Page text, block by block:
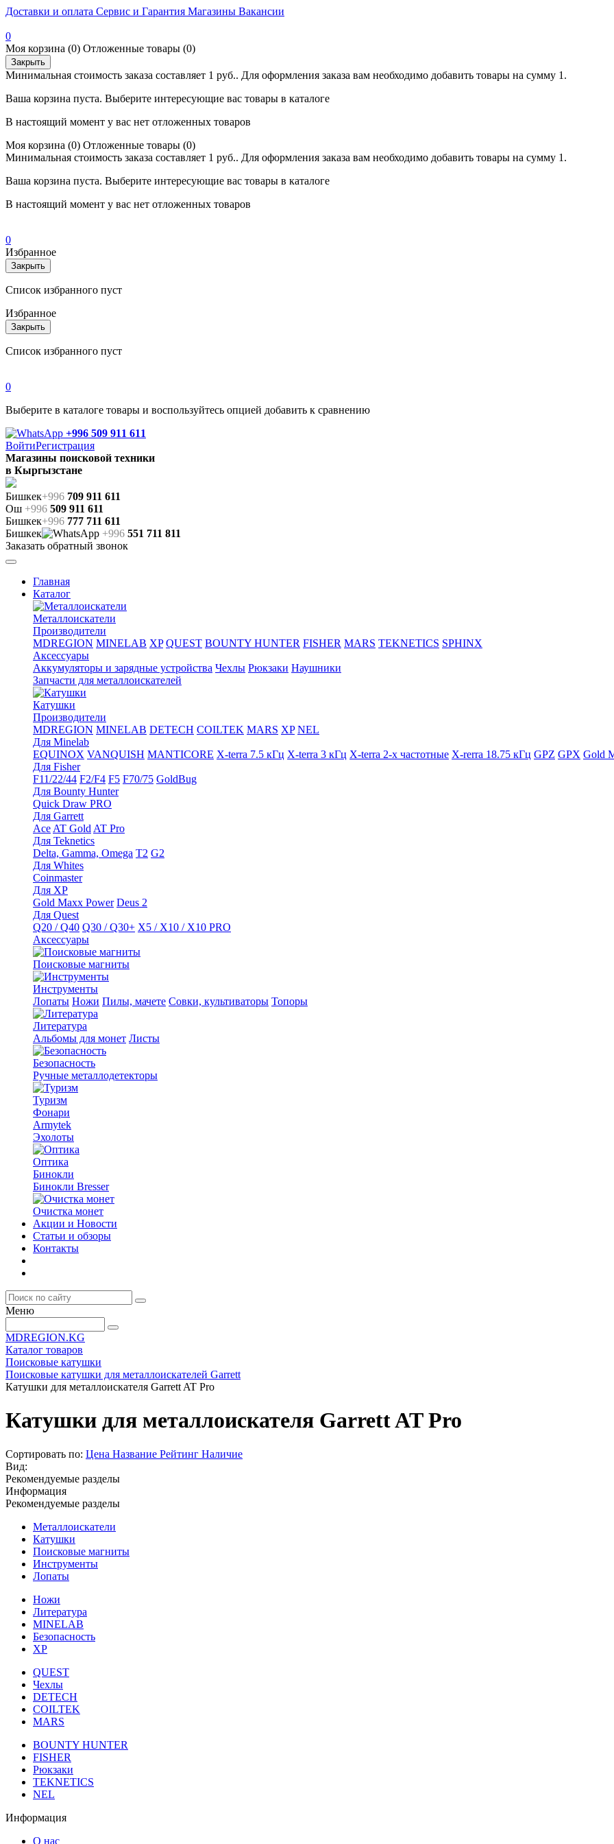
Доставки и оплата Сервис и Гарантия Магазины Вакансии
0
Моя корзина (0) Отложенные товары (0)
Закрыть
Минимальная стоимость заказа составляет 1 руб.. Для оформления заказа вам необходимо добавить товары на сумму 1.
Ваша корзина пуста. Выберите интересующие вас товары в каталоге
В настоящий момент у вас нет отложенных товаров
Моя корзина (0) Отложенные товары (0)
Минимальная стоимость заказа составляет 1 руб.. Для оформления заказа вам необходимо добавить товары на сумму 1.
Ваша корзина пуста. Выберите интересующие вас товары в каталоге
В настоящий момент у вас нет отложенных товаров
0
Избранное
Закрыть
Список избранного пуст
Избранное
Закрыть
Список избранного пуст
0
Выберите в каталоге товары и воспользуйтесь опцией добавить к сравнению
+996 509 911 611
ВойтиРегистрация
Магазины поисковой техники
в Кыргызстане
Бишкек+996 709 911 611
Ош +996 509 911 611
Бишкек+996 777 711 611
Бишкек
+996 551 711 811
Заказать обратный звонок
Главная
Каталог
Металлоискатели
Производители
MDREGION MINELAB XP QUEST BOUNTY HUNTER FISHER MARS TEKNETICS SPHINX
Аксессуары
Аккумуляторы и зарядные устройства Чехлы Рюкзаки Наушники
Запчасти для металлоискателей
Катушки
Производители
MDREGION MINELAB DETECH COILTEK MARS XP NEL
Для Minelab
EQUINOX VANQUISH MANTICORE X-terra 7.5 кГц X-terra 3 кГц X-terra 2-х частотные X-rerra 18.75 кГц GPZ GPX Gold
Для Fisher
F11/22/44 F2/F4 F5 F70/75 GoldBug
Для Bounty Hunter
Quick Draw PRO
Для Garrett
Ace AT Gold AT Pro
Для Teknetics
Delta, Gamma, Omega Т2 G2
Для Whites
Coinmaster
Для XP
Gold Maxx Power Deus 2
Для Quest
Q20 / Q40 Q30 / Q30+ X5 / X10 / X10 PRO
Аксессуары
Поисковые магниты
Инструменты
Лопаты Ножи Пилы, мачете Совки, культиваторы Топоры
Литература
Альбомы для монет Листы
Безопасность
Ручные металлодетекторы
Туризм
Фонари
Armytek
Эхолоты
Оптика
Бинокли
Бинокли Bresser
Очистка монет
Акции и Новости
Статьи и обзоры
Контакты
Меню
MDREGION.KG
Каталог товаров
Поисковые катушки
Поисковые катушки для металлоискателей Garrett
Катушки для металлоискателя Garrett AT Pro
Катушки для металлоискателя Garrett AT Pro
Сортировать по: Цена Название Рейтинг Наличие
Вид:
Рекомендуемые разделы
Информация
Рекомендуемые разделы
Металлоискатели
Катушки
Поисковые магниты
Инструменты
Лопаты
Ножи
Литература
MINELAB
Безопасность
XP
QUEST
Чехлы
DETECH
COILTEK
MARS
BOUNTY HUNTER
FISHER
Рюкзаки
TEKNETICS
NEL
Информация
О нас